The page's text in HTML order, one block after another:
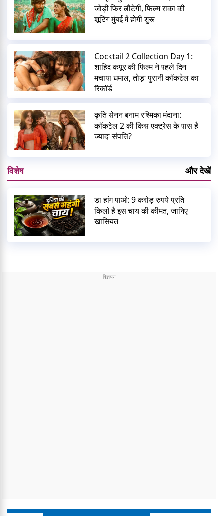
जोड़ी फिर लौटेगी, फिल्म राका की
शूटिंग मुंबई में होगी शुरू
Cocktail 2 Collection Day 1:
शाहिद कपूर की फिल्म ने पहले दिन
मचाया धमाल, तोड़ा पुरानी कॉकटेल का
रिकॉर्ड
कृति सेनन बनाम रश्मिका मंदाना:
कॉकटेल 2 की किस एक्ट्रेस के पास है
ज्यादा संपत्ति?
विशेष और देखें
डा हांग पाओ: 9 करोड़ रुपये प्रति
किलो है इस चाय की कीमत, जानिए
खासियत